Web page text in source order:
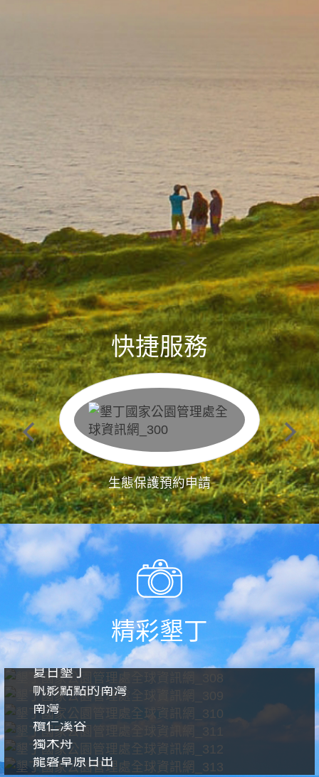
快捷服務
生態保護預約申請
精彩墾丁
夏日墾丁
帆影點點的南灣
南灣
欖仁溪谷
獨木舟
龍磐草原日出